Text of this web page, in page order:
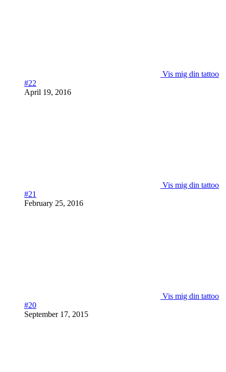
Vis mig din tattoo
#22
April 19, 2016
Vis mig din tattoo
#21
February 25, 2016
Vis mig din tattoo
#20
September 17, 2015